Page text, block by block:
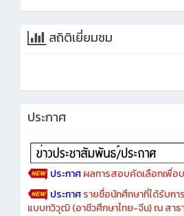
ประกาศผลการสอบคัดเลือกเพื่อบ
ประกาศ รายชื่อนักศึกษาที่ได้รับก